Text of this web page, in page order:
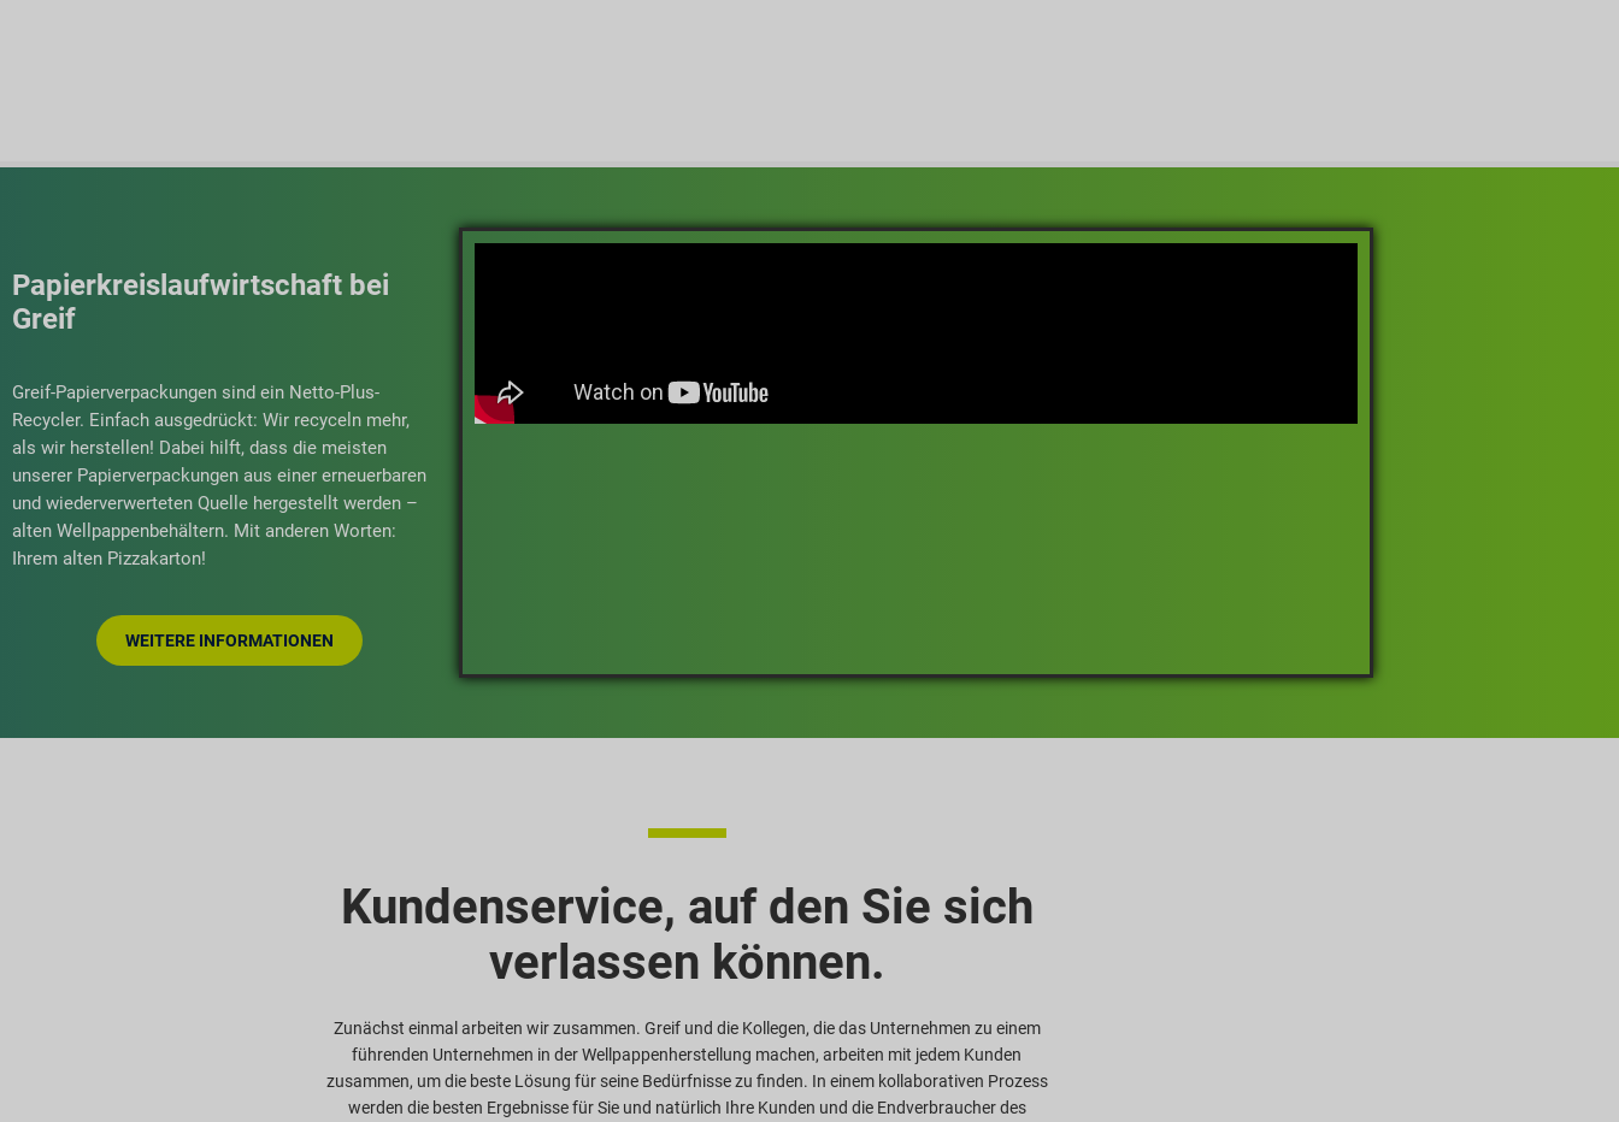
Papierkreislaufwirtschaft bei
Greif
Greif-Papierverpackungen sind ein Netto-Plus-
Recycler. Einfach ausgedrückt: Wir recyceln mehr,
als wir herstellen! Dabei hilft, dass die meisten
unserer Papierverpackungen aus einer erneuerbaren
und wiederverwerteten Quelle hergestellt werden –
alten Wellpappenbehältern. Mit anderen Worten:
Ihrem alten Pizzakarton!
WEITERE INFORMATIONEN
Kundenservice, auf den Sie sich
verlassen können.
Zunächst einmal arbeiten wir zusammen. Greif und die Kollegen, die das Unternehmen zu einem
führenden Unternehmen in der Wellpappenherstellung machen, arbeiten mit jedem Kunden
zusammen, um die beste Lösung für seine Bedürfnisse zu finden. In einem kollaborativen Prozess
werden die besten Ergebnisse für Sie und natürlich Ihre Kunden und die Endverbraucher des